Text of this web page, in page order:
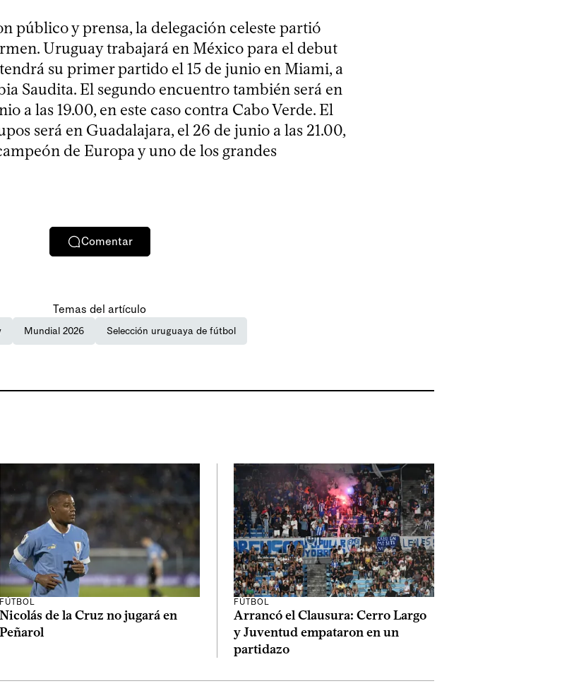
público y prensa, la delegación celeste partió
Uruguay trabajará en México para el debut
su primer partido el 15 de junio en Miami, a
Saudita. El segundo encuentro también será en
a las 19.00, en este caso contra Cabo Verde. El
será en Guadalajara, el 26 de junio a las 21.00,
de Europa y uno de los grandes
Comentar
Temas del artículo
Mundial 2026 Selección uruguaya de fútbol
FÚTBOL
Nicolás de la Cruz no jugará en
Peñarol
FÚTBOL
Arrancó el Clausura: Cerro Largo
y Juventud empataron en un
partidazo